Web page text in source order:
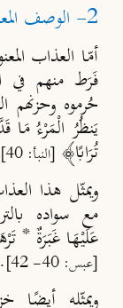
2- الوصف المعنوي:
أمّا العذاب
فَرط منهم في
حُرموه وحزنهم
يَنظُرُ الْمَرْءُ مَا
تُرَابًا﴾ [النبأ: 40]
ويمثّل هذا
مع سواده
عَلَيْهَا غَبَرَةٌ *
[عبس: 40- 42] .
ويمثّله أيضًا